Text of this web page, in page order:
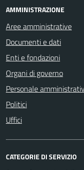
AMMINISTRAZIONE
Aree amministrative
Documenti e dati
Enti e fondazioni
Organi di governo
Personale
Politici
Uffici
CATEGORIE DI SERVIZIO